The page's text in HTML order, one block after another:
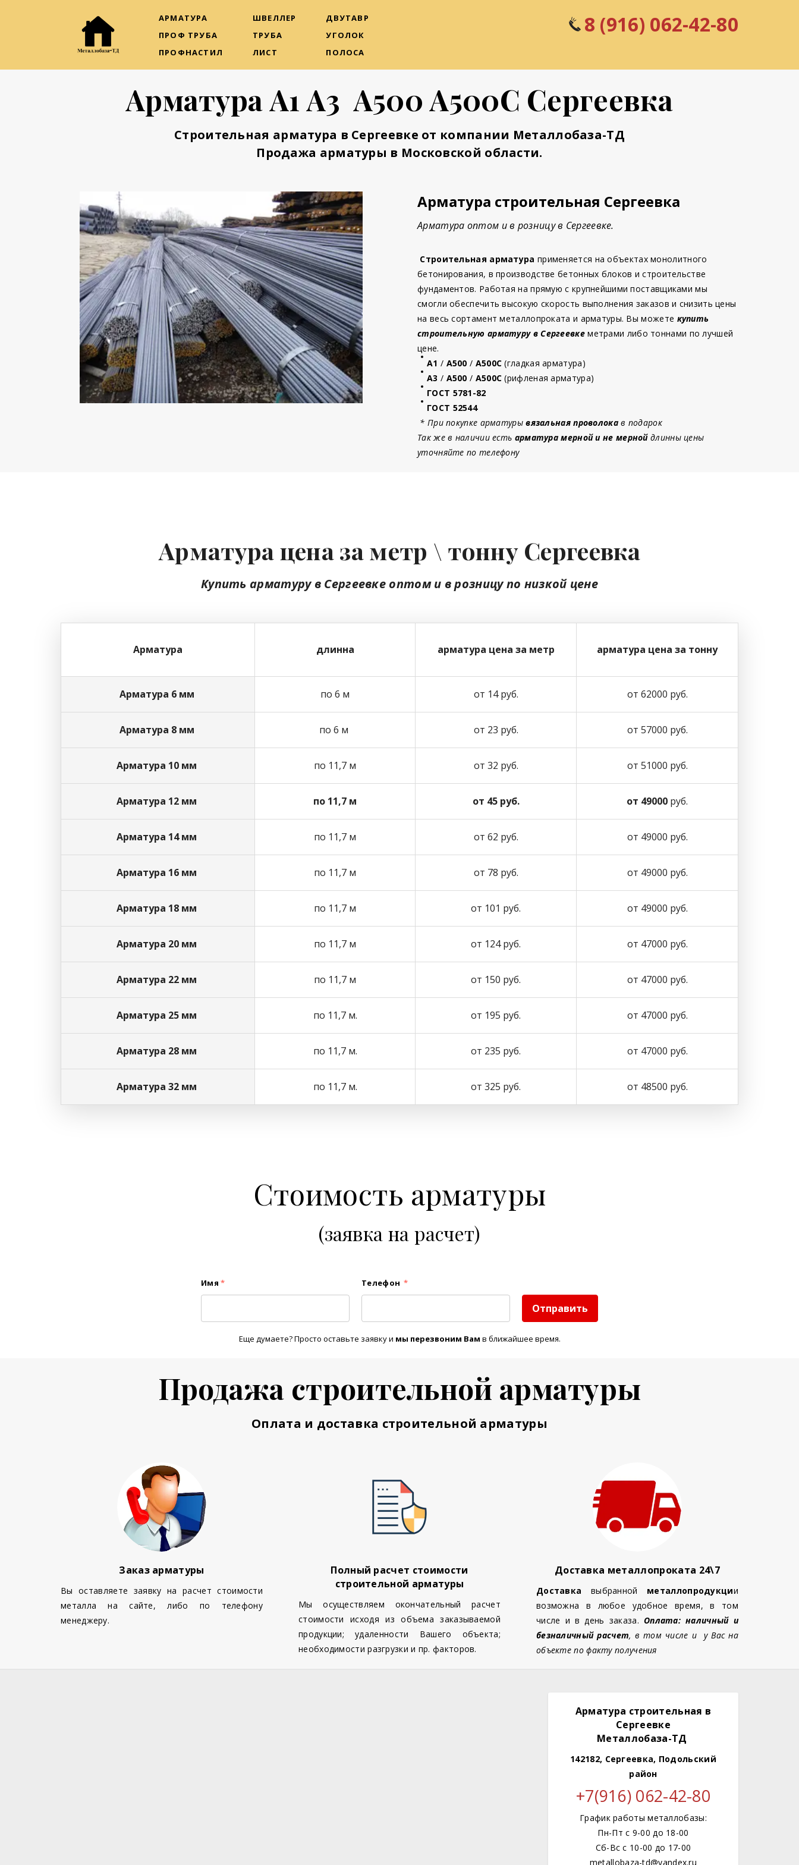
АРМАТУРА
ПРОФ ТРУБА
ПРОФНАСТИЛ
ШВЕЛЛЕР
ТРУБА
ЛИСТ
ДВУТАВР
УГОЛОК
ПОЛОСА
8 (916) 062-42-80
Арматура А1 А3 А500 А500С Сергеевка
Строительная арматура в Сергеевке от компании Металлобаза-ТД
Продажа арматуры в Московской области.
Арматура строительная Сергеевка
Арматура оптом и в розницу в Сергеевке.
Строительная арматура применяется на объектах монолитного
бетонирования, в производстве бетонных блоков и строительстве
фундаментов. Работая на прямую с крупнейшими поставщиками мы
смогли обеспечить высокую скорость выполнения заказов и снизить цены
на весь сортамент металлопроката и арматуры. Вы можете купить
строительную арматуру в Сергеевкеметрами либо тоннами по лучшей
цене.
А1 / А500 / А500С (гладкая арматура)
А3 / А500 / А500С (рифленая арматура)
ГОСТ 5781-82
ГОСТ 52544
* При покупке арматурывязальная проволокав подарок
Так же в наличии есть арматура мерной и не мернойдлинны цены
уточняйте по телефону
Арматура цена за метр \ тонну Сергеевка
Купить арматуру в Сергеевке оптоми в розницупо низкой цене
Арматура длинна арматура цена за метр арматура цена за тонну
Арматура 6 мм по 6 м от 14 руб. от 62000 руб.
Арматура 8 мм по 6 м от 23 руб. от 57000 руб.
Арматура 10 мм по 11,7 м от 32 руб. от 51000 руб.
Арматура 12 мм по 11,7 м от 45 руб. от 49000 руб.
Арматура 14 мм по 11,7 м от 62 руб. от 49000 руб.
Арматура 16 мм по 11,7 м от 78 руб. от 49000 руб.
Арматура 18 мм по 11,7 м от 101 руб. от 49000 руб.
Арматура 20 мм по 11,7 м от 124 руб. от 47000 руб.
Арматура 22 мм по 11,7 м от 150 руб. от 47000 руб.
Арматура 25 мм по 11,7 м. от 195 руб. от 47000 руб.
Арматура 28 мм по 11,7 м. от 235 руб. от 47000 руб.
Арматура 32 мм по 11,7 м. от 325 руб. от 48500 руб.
Стоимость арматуры
(заявка на расчет)
Имя * Телефон *
Отправить
Еще думаете? Просто оставьте заявку и мы перезвоним Вам в ближайшее время.
Продажа строительной арматуры
Оплата и доставка строительной арматуры
Заказ арматуры
Вы оставляете заявку на расчет стоимости
металла на сайте, либо по телефону
менеджеру.
Полный расчет стоимости
строительной арматуры
Мы осуществляем окончательный расчет
стоимости исходя из объема заказываемой
продукции; удаленности Вашего объекта;
необходимости разгрузки и пр. факторов.
Доставка металлопроката 24\7
Доставка выбранной металлопродукции
возможна в любое удобное время, в том
числе и в день заказа. Оплата: наличный и
безналичный расчет, в том числе и у Вас на
объекте по факту получения
Арматура строительная в
Сергеевке
Металлобаза-ТД
142182, Сергеевка, Подольский
район
+7(916) 062-42-80
График работы металлобазы:
Пн-Пт с 9-00 до 18-00
Сб-Вс с 10-00 до 17-00
metallobaza-td@yandex.ru